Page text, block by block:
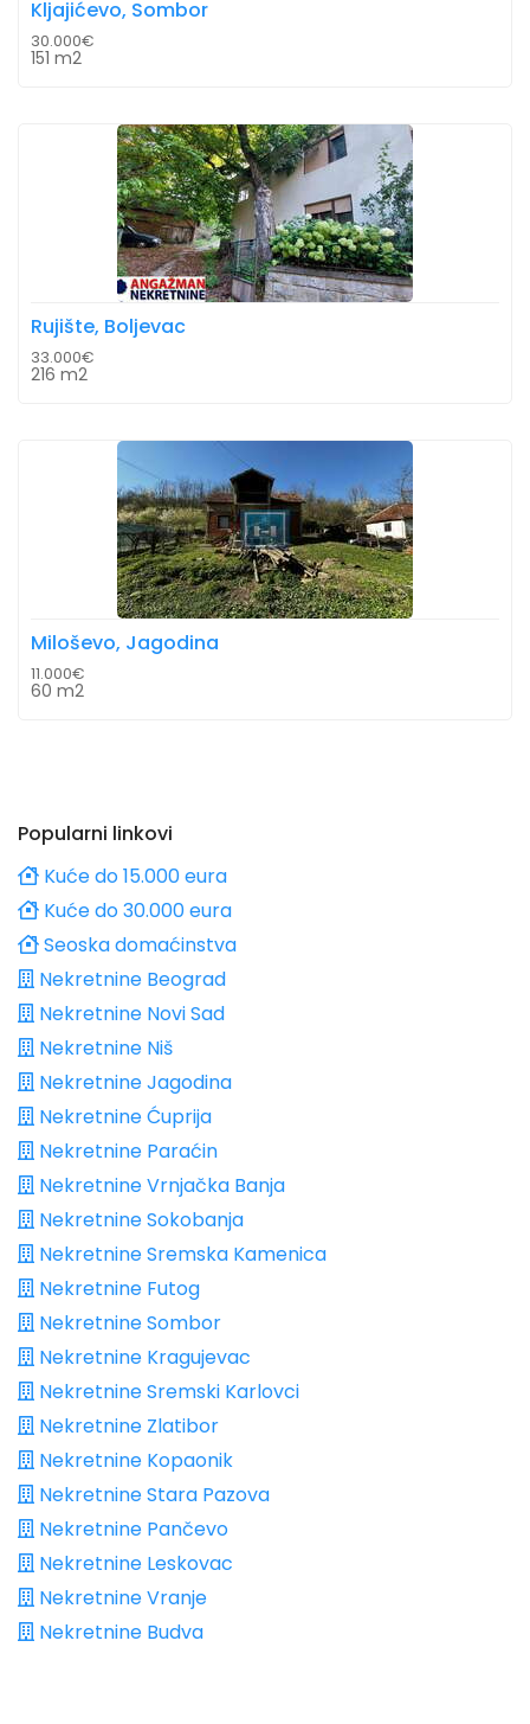
Kljajićevo, Sombor
30.000€
151 m2
Rujište, Boljevac
33.000€
216 m2
Miloševo, Jagodina
11.000€
60 m2
Popularni linkovi
Kuće do 15.000 eura
Kuće do 30.000 eura
Seoska domaćinstva
Nekretnine Beograd
Nekretnine Novi Sad
Nekretnine Niš
Nekretnine Jagodina
Nekretnine Ćuprija
Nekretnine Paraćin
Nekretnine Vrnjačka Banja
Nekretnine Sokobanja
Nekretnine Sremska Kamenica
Nekretnine Futog
Nekretnine Sombor
Nekretnine Kragujevac
Nekretnine Sremski Karlovci
Nekretnine Zlatibor
Nekretnine Kopaonik
Nekretnine Stara Pazova
Nekretnine Pančevo
Nekretnine Leskovac
Nekretnine Vranje
Nekretnine Budva